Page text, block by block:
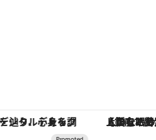
別な名入れギフトまで。大人のための「ReFa GINZA」クルーズ